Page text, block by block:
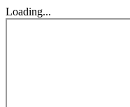
Loading...